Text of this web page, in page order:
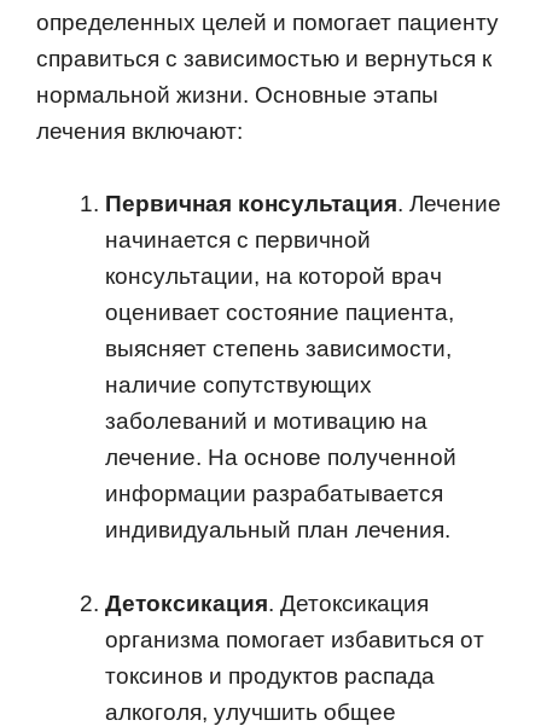
определенных целей и помогает пациенту
справиться с зависимостью и вернуться к
нормальной жизни. Основные этапы
лечения включают:
Первичная консультация. Лечение
начинается с первичной
консультации, на которой врач
оценивает состояние пациента,
выясняет степень зависимости,
наличие сопутствующих
заболеваний и мотивацию на
лечение. На основе полученной
информации разрабатывается
индивидуальный план лечения.
Детоксикация. Детоксикация
организма помогает избавиться от
токсинов и продуктов распада
алкоголя, улучшить общее